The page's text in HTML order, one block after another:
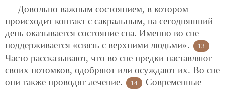
Довольно важным состоянием, в котором
происходит контакт с сакральным, на сегодняшний
день оказывается состояние сна. Именно во сне
поддерживается «связь с верхними людьми».
13
Часто рассказывают, что во сне предки наставляют
своих потомков, одобряют или осуждают их. Во сне
они также проводят лечение.
14
Современные